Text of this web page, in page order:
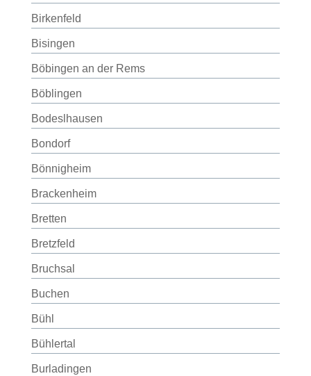
Birkenfeld
Bisingen
Böbingen an der Rems
Böblingen
Bodeslhausen
Bondorf
Bönnigheim
Brackenheim
Bretten
Bretzfeld
Bruchsal
Buchen
Bühl
Bühlertal
Burladingen